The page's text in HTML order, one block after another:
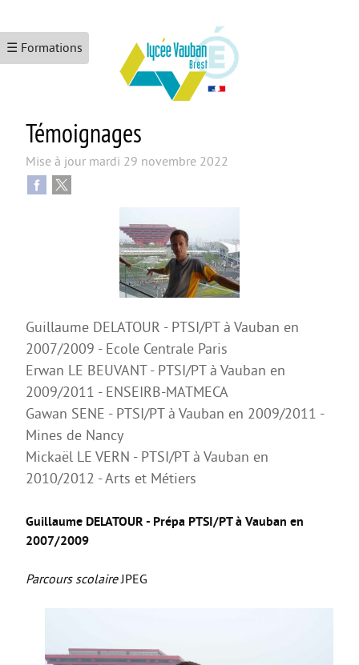
☰ Formations
ACCUEIL
LE LYCÉE
Les formations
L’école promotrice de la santé
Maison Des Lycéens
CDI
La Coopérative des manuels scolaires
Erasmus +
Internat et restauration
Dossiers d’inscription
MDLS
3ème PM
Bac Pro CIEL
Bac Pro MV
Témoignages
Mise à jour mardi 29 novembre 2022
Guillaume DELATOUR - PTSI/PT à Vauban en
2007/2009 - Ecole Centrale Paris
Erwan LE BEUVANT - PTSI/PT à Vauban en
2009/2011 - ENSEIRB-MATMECA
Gawan SENE - PTSI/PT à Vauban en 2009/2011 -
Mines de Nancy
Mickaël LE VERN - PTSI/PT à Vauban en
2010/2012 - Arts et Métiers
Guillaume DELATOUR - Prépa PTSI/PT à Vauban en
2007/2009
Parcours scolaireJPEG